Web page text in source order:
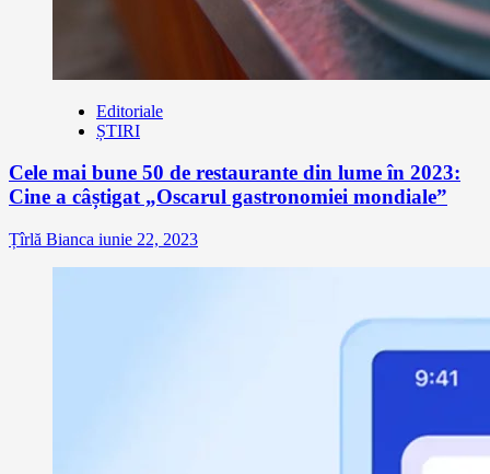
Editoriale
ȘTIRI
Cele mai bune 50 de restaurante din lume în 2023:
Cine a câștigat „Oscarul gastronomiei mondiale”
Țîrlă Bianca iunie 22, 2023